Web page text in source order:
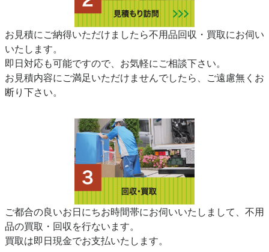
お見積にご納得いただけましたら不用品回収・買取にお伺い
いたします。
即日対応も可能ですので、お気軽にご相談下さい。
お見積内容にご満足いただけませんでしたら、ご遠慮無くお
断り下さい。
ご都合の良いお日にちお時間帯にお伺いいたしまして、不用
品の買取・回収を行ないます。
買取は即日現金でお支払いたします。